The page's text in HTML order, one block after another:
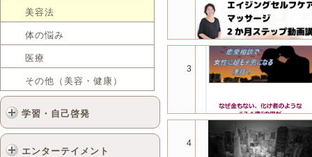
美容法
体の悩み
医療
その他（美容・健康）
学習・自己啓発
エンターテイメント
3
4